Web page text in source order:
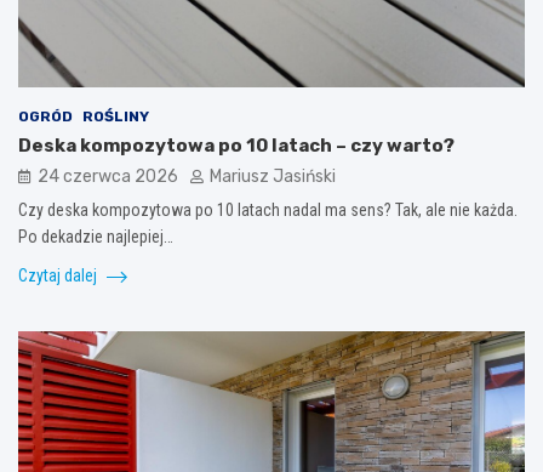
OGRÓD ROŚLINY
Deska kompozytowa po 10 latach – czy warto?
24 czerwca 2026 Mariusz Jasiński
Czy deska kompozytowa po 10 latach nadal ma sens? Tak, ale nie każda.
Po dekadzie najlepiej…
Czytaj dalej